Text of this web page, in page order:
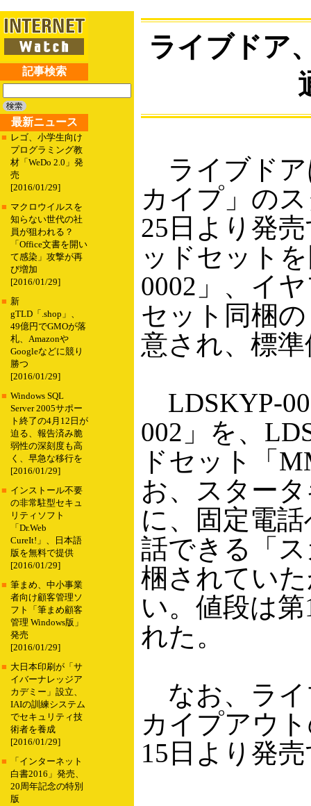
記事検索
最新ニュース
■ レゴ、小学生向け
プログラミング教
材「WeDo 2.0」発
売
[2016/01/29]
■ マクロウイルスを
知らない世代の社
員が狙われる？
「Office文書を開い
て感染」攻撃が再
び増加
[2016/01/29]
■ 新
gTLD「.shop」、
49億円でGMOが落
札、Amazonや
Googleなどに競り
勝つ
[2016/01/29]
■ Windows SQL
Server 2005サポー
ト終了の4月12日が
迫る、報告済み脆
弱性の深刻度も高
く、早急な移行を
[2016/01/29]
■ インストール不要
の非常駐型セキュ
リティソフト
「Dr.Web
CureIt!」、日本語
版を無料で提供
[2016/01/29]
■ 筆まめ、中小事業
者向け顧客管理ソ
フト「筆まめ顧客
管理 Windows版」
発売
[2016/01/29]
■ 大日本印刷が「サ
イバーナレッジア
カデミー」設立、
IAIの訓練システム
でセキュリティ技
術者を養成
[2016/01/29]
■
「インターネット
白書2016」発売、
20周年記念の特別
版
ライブドア
ライブドア
カイプ」の
25日より発
ッドセット
0002」、イ
セット同梱
意され、標
LDSKYP-
002」を、
ドセット「
お、スター
に、固定電
話できる「
梱されてい
い。値段は
れた。
なお、ライ
カイプアウ
15日より発